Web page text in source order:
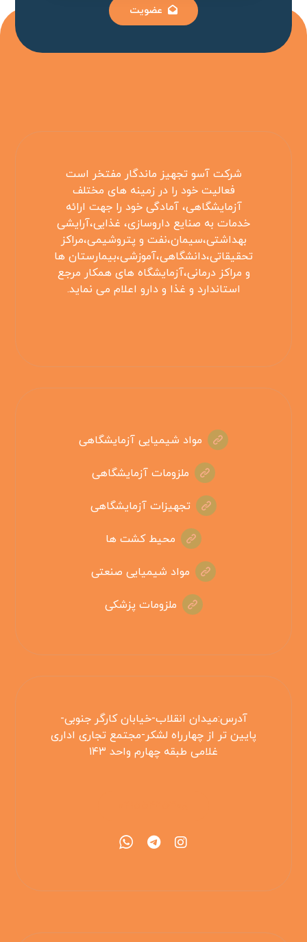
عضویت
شرکت آسو تجهیز ماندگار مفتخر است
فعالیت خود را در زمینه های مختلف
آزمایشگاهی، آمادگی خود را جهت ارائه
خدمات به صنایع داروسازی، غذایی،آرایشی
بهداشتی،سیمان،نفت و پتروشیمی،مراکز
تحقیقاتی،دانشگاهی،آموزشی،بیمارستان ها
و مراکز درمانی،آزمایشگاه های همکار مرجع
استاندارد و غذا و دارو اعلام می نماید.
مواد شیمیایی آزمایشگاهی
ملزومات آزمایشگاهی
تجهیزات آزمایشگاهی
محیط کشت ها
مواد شیمیایی صنعتی
ملزومات پزشکی
آدرس:میدان انقلاب-خیابان کارگر جنوبی-
پایین تر از چهارراه لشکر-مجتمع تجاری اداری
غلامی طبقه چهارم واحد ۱۴۳